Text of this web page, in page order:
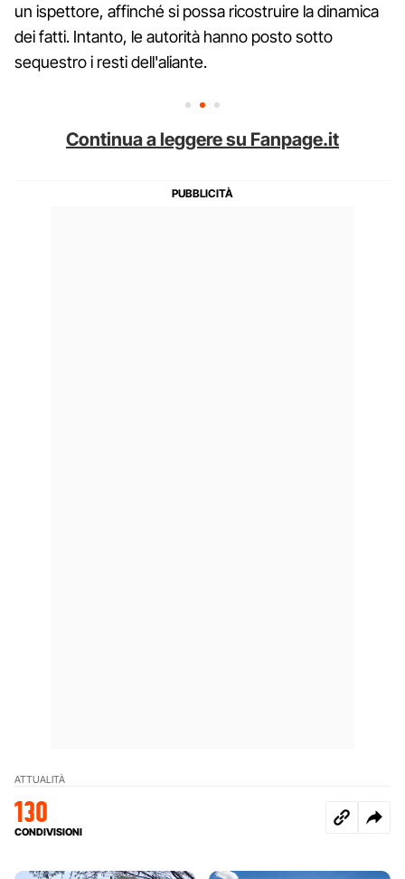
un ispettore, affinché si possa ricostruire la dinamica
dei fatti. Intanto, le autorità hanno posto sotto
sequestro i resti dell'aliante.
Continua a leggere su Fanpage.it
ATTUALITÀ
130
CONDIVISIONI